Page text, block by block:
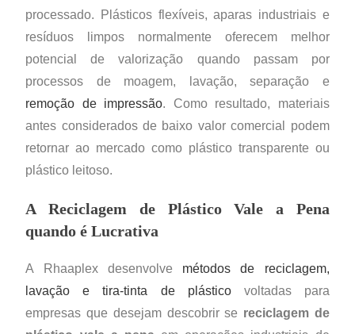
processado. Plásticos flexíveis, aparas industriais e
resíduos limpos normalmente oferecem melhor
potencial de valorização quando passam por
processos de moagem, lavação, separação e
remoção de impressão. Como resultado, materiais
antes considerados de baixo valor comercial podem
retornar ao mercado como plástico transparente ou
plástico leitoso.
A Reciclagem de Plástico Vale a Pena
quando é Lucrativa
A Rhaaplex desenvolve métodos de reciclagem,
lavação e tira-tinta de plásticovoltadas para
empresas que desejam descobrir se reciclagem de